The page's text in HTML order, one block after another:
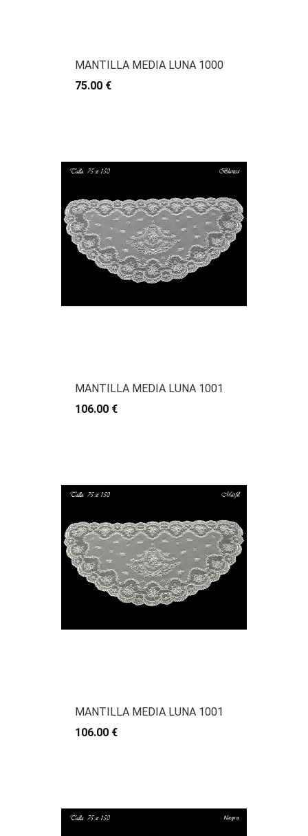
MANTILLA MEDIA LUNA 1000
75.00 €
MANTILLA MEDIA LUNA 1001
106.00 €
MANTILLA MEDIA LUNA 1001
106.00 €